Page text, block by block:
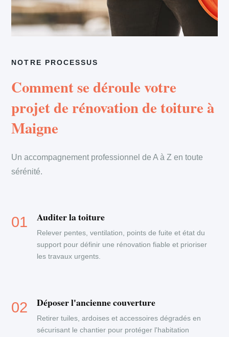
NOTRE PROCESSUS
Comment se déroule votre
projet de rénovation de toiture à
Maigne
Un accompagnement professionnel de A à Z en toute
sérénité.
Auditer la toiture
Relever pentes, ventilation, points de fuite et état du
support pour définir une rénovation fiable et prioriser
les travaux urgents.
Déposer l'ancienne couverture
Retirer tuiles, ardoises et accessoires dégradés en
sécurisant le chantier pour protéger l'habitation